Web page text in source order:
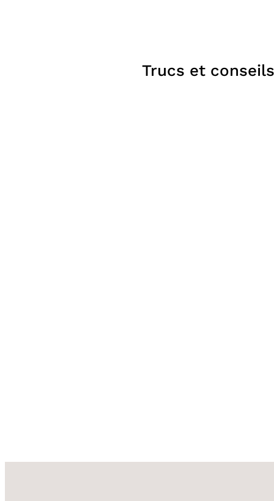
Trucs et conseils